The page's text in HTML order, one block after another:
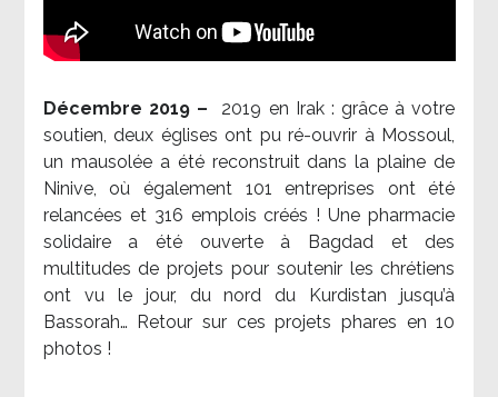
Décembre 2019 – 2019 en Irak : grâce à votre
soutien, deux églises ont pu ré-ouvrir à Mossoul,
un mausolée a été reconstruit dans la plaine de
Ninive, où également 101 entreprises ont été
relancées et 316 emplois créés ! Une pharmacie
solidaire a été ouverte à Bagdad et des
multitudes de projets pour soutenir les chrétiens
ont vu le jour, du nord du Kurdistan jusqu’à
Bassorah… Retour sur ces projets phares en 10
photos !